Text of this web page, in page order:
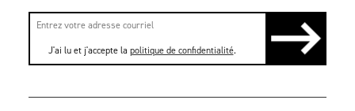
J'ai lu et j'accepte la politique de confidentialité.